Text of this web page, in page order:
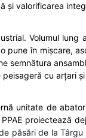
și valorificarea
Volumul
pune în mișcare,
semnătura
peisageră cu arțari
unitate de
proiectează
păsări de la Târgu